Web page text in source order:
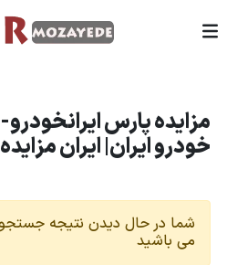
مزایده پارس
خودرو ایران| ایران مزایده
شما در حال دیدن نتیجه جستجو
می باشید